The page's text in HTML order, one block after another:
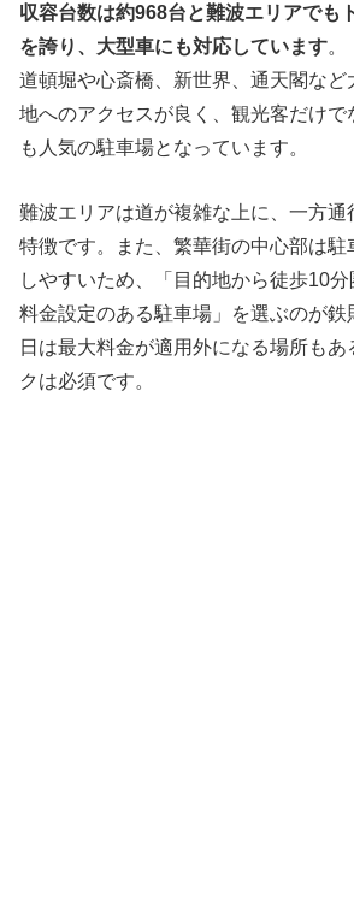
収容台数は約968台と難波エリアでも
を誇り、大型車にも対応しています。
道頓堀や心斎橋、新世界、通天閣など
地へのアクセスが良く、観光客だけで
も人気の駐車場となっています。
難波エリアは道が複雑な上に、一方通
特徴です。また、繁華街の中心部は駐
しやすいため、「目的地から徒歩10
料金設定のある駐車場」を選ぶのが鉄
日は最大料金が適用外になる場所もあ
クは必須です。